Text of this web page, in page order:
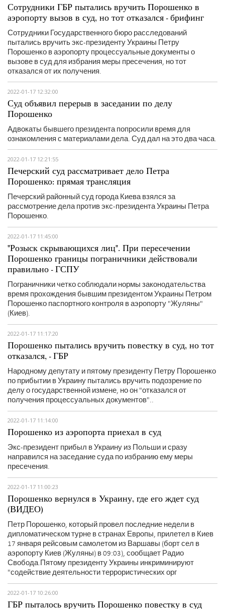
Сотрудники ГБР пытались вручить Порошенко в
аэропорту вызов в суд, но тот отказался - брифинг
Сотрудники Государственного бюро расследований
пытались вручить экс-президенту Украины Петру
Порошенко в аэропорту процессуальные документы о
вызове в суд для избрания меры пресечения, но тот
отказался от их получения.
2022-01-17 12:32:00
Суд объявил перерыв в заседании по делу
Порошенко
Адвокаты бывшего президента попросили время для
ознакомления с материалами дела. Суд дал на это два часа.
2022-01-17 12:21:55
Печерский суд рассматривает дело Петра
Порошенко: прямая трансляция
Печерский районный суд города Киева взялся за
рассмотрение дела против экс-президента Украины Петра
Порошенко.
2022-01-17 11:45:00
"Розыск скрывающихся лиц". При пересечении
Порошенко границы пограничники действовали
правильно - ГСПУ
Пограничники четко соблюдали нормы законодательства
время прохождения бывшим президентом Украины Петром
Порошенко паспортного контроля в аэропорту "Жуляны"
(Киев).
2022-01-17 11:17:20
Порошенко пытались вручить повестку в суд, но тот
отказался, - ГБР
Народному депутату и пятому президенту Петру Порошенко
по прибытии в Украину пытались вручить подозрение по
делу о государственной измене, но он "отказался от
получения процессуальных документов"..
2022-01-17 11:14:00
Порошенко из аэропорта приехал в суд
Экс-президент прибыл в Украину из Польши и сразу
направился на заседание суда по избранию ему меры
пресечения.
2022-01-17 11:00:23
Порошенко вернулся в Украину, где его ждет суд
(ВИДЕО)
Петр Порошенко, который провел последние недели в
дипломатическом турне в странах Европы, прилетел в Киев
17 января рейсовым самолетом из Варшавы (борт сел в
аэропорту Киев (Жуляны) в 09:03), сообщает Радио
Свобода.Пятому президенту Украины инкриминируют
"содействие деятельности террористических орг
2022-01-17 10:26:00
ГБР пыталось вручить Порошенко повестку в суд